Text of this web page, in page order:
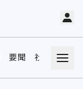
要聞 社會 娛樂